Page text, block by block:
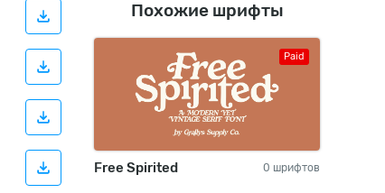
Похожие шрифты
Paid
Free Spirited 0 шрифтов